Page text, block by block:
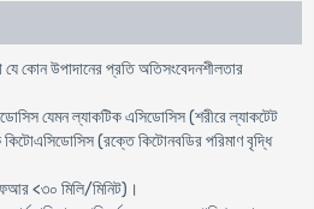
কোন উপাদানের প্রতি অতিসংবেদনশীলতার
যেমন ল্যাকটিক এসিডোসিস (শরীরে ল্যাকটেট
কিটোএসিডোসিস (রক্তে কিটোনবডির পরিমাণ বৃদ্ধি
<৩০ মিলি/মিনিট)।